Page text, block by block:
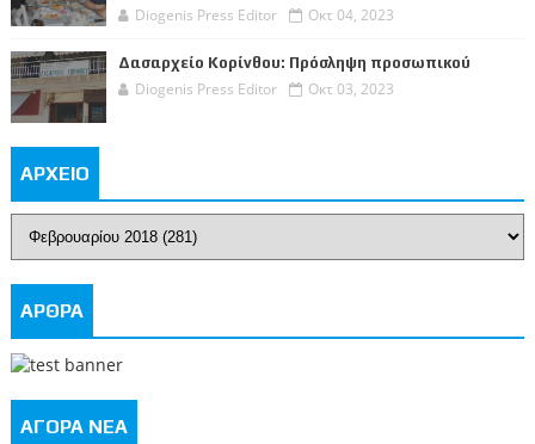
Diogenis Press Editor Οκτ 04, 2023
Δασαρχείο Κορίνθου: Πρόσληψη προσωπικού
Diogenis Press Editor Οκτ 03, 2023
ΑΡΧΕΙΟ
ΑΡΘΡΑ
ΑΓΟΡΑ ΝΕΑ